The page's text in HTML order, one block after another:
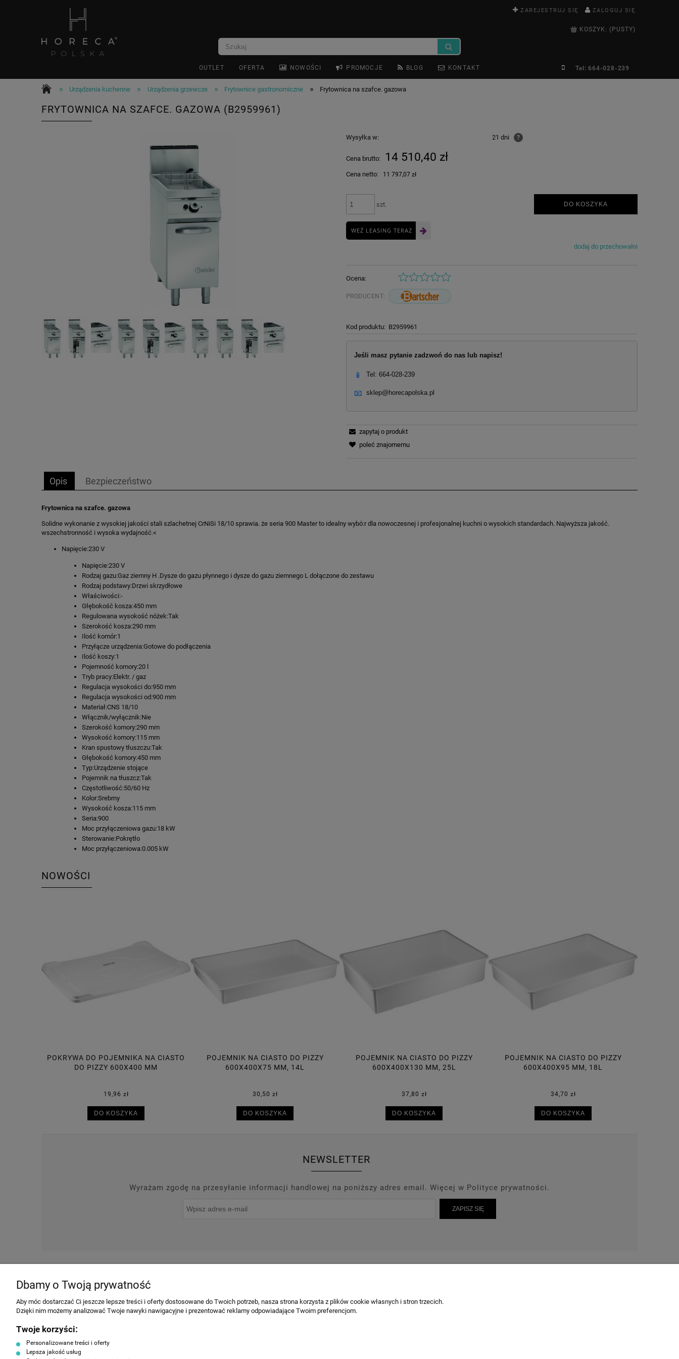
ZAREJESTRUJ SIĘ ZALOGUJ SIĘ
KOSZYK: (PUSTY)
OUTLET OFERTA NOWOŚCI PROMOCJE BLOG KONTAKT Tel: 664-028-239
» Urządzenia kuchenne » Urządzenia grzewcze » Frytownice gastronomiczne » Frytownica na szafce. gazowa
FRYTOWNICA NA SZAFCE. GAZOWA (B2959961)
Wysyłka w: 21 dni ?
Cena brutto: 14 510,40 zł
Cena netto: 11 797,07 zł
szt. DO KOSZYKA
WEŹ LEASING TERAZ
dodaj do przechowalni
Ocena:
PRODUCENT:
Kod produktu: B2959961
Jeśli masz pytanie zadzwoń do nas lub napisz!
📱 Tel: 664-028-239
📧 sklep@horecapolska.pl
zapytaj o produkt
poleć znajomemu
Opis Bezpieczeństwo
Frytownica na szafce. gazowa
Solidne wykonanie z wysokiej jakości stali szlachetnej CrNiSi 18/10 sprawia. że seria 900 Master to idealny wybó:r dla nowoczesnej i profesjonalnej kuchni o wysokich standardach. Najwyższa jakość.
wszechstronność i wysoka wydajność.<
Napięcie:230 V
Napięcie:230 V
Rodzaj gazu:Gaz ziemny H .Dysze do gazu płynnego i dysze do gazu ziemnego L dołączone do zestawu
Rodzaj podstawy:Drzwi skrzydłowe
Właściwości:-
Głębokość kosza:450 mm
Regulowana wysokość nóżek:Tak
Szerokość kosza:290 mm
Ilość komór:1
Przyłącze urządzenia:Gotowe do podłączenia
Ilość koszy:1
Pojemność komory:20 l
Tryb pracy:Elektr. / gaz
Regulacja wysokości do:950 mm
Regulacja wysokości od:900 mm
Materiał:CNS 18/10
Włącznik/wyłącznik:Nie
Szerokość komory:290 mm
Wysokość komory:115 mm
Kran spustowy tłuszczu:Tak
Głębokość komory:450 mm
Typ:Urządzenie stojące
Pojemnik na tłuszcz:Tak
Częstotliwość:50/60 Hz
Kolor:Srebrny
Wysokość kosza:115 mm
Seria:900
Moc przyłączeniowa gazu:18 kW
Sterowanie:Pokrętło
Moc przyłączeniowa:0.005 kW
NOWOŚCI
POJEMNIK NA CIASTO DO PIZZY
600X400X75 MM, 14L
30,50 zł
DO KOSZYKA
POJEMNIK NA CIASTO DO PIZZY
600X400X130 MM, 25L
37,80 zł
DO KOSZYKA
POJEMNIK NA CIASTO DO PIZZY
600X400X95 MM, 18L
34,70 zł
DO KOSZYKA
POJEMNIK NA PRODUKTY SYPKIE 102L,
NA KÓŁKACH, Z SZUFELKĄ
393,90 zł
DO KOSZYKA
NEWSLETTER
Wyrażam zgodę na przesyłanie informacji handlowej na poniższy adres email. Więcej w Polityce prywatności.
ZAPISZ SIĘ
O NAS NOWOŚCI PROMOCJE PRODUCENCI OUTLET BLOG KONTAKT TEL: 664-028-239
INFORMACJE
Producenci
Polityka prywatności
OBSŁUGA KLIENTA
Dbamy o Twoją prywatność
Aby móc dostarczać Ci jeszcze lepsze treści i oferty dostosowane do Twoich potrzeb, nasza strona korzysta z plików cookie własnych i stron trzecich.
Dzięki nim możemy analizować Twoje nawyki nawigacyjne i prezentować reklamy odpowiadające Twoim preferencjom.
Twoje korzyści:
Personalizowane treści i oferty
Lepsza jakość usług